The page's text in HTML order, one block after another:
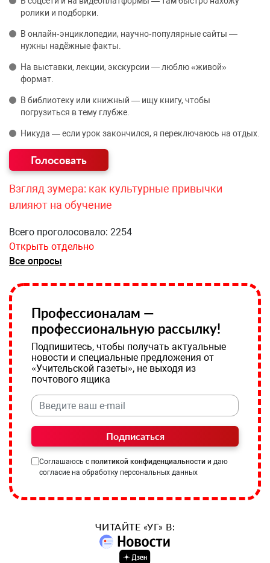
ролики и подборки.
В онлайн‑энциклопедии, научно‑популярные сайты —
нужны надёжные факты.
На выставки, лекции, экскурсии — люблю «живой»
формат.
В библиотеку или книжный — ищу книгу, чтобы
погрузиться в тему глубже.
Никуда — если урок закончился, я переключаюсь на отдых.
Взгляд зумера: как культурные привычки
влияют на обучение
Всего проголосовало: 2254
Открыть отдельно
Все опросы
Профессионалам —
профессиональную рассылку!
Подпишитесь, чтобы получать актуальные
новости и специальные предложения от
«Учительской газеты», не выходя из
почтового ящика
Подписаться
Соглашаюсь с политикой конфиденциальности и даю
согласие на обработку персональных данных
ЧИТАЙТЕ «УГ» В: